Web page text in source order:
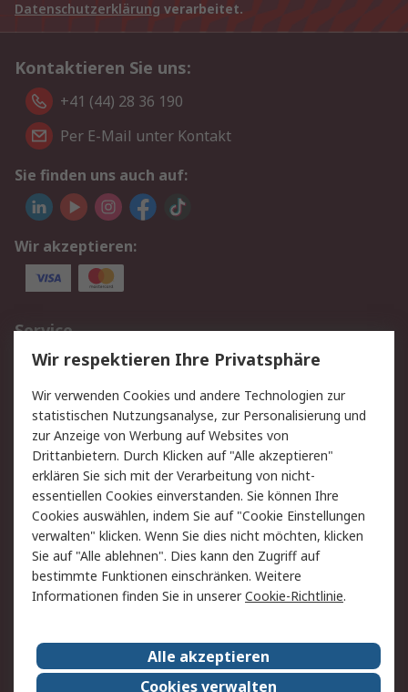
Datenschutzerklärung verarbeitet.
Kontaktieren Sie uns:
+41 (44) 28 36 190
Per E-Mail unter Kontakt
Sie finden uns auch auf:
Wir akzeptieren:
Service
Value Added Services
Lieferlösungen
Rücksendungen
Kontakt
Hilfe
Rechtliches
AGB
Datenschutz
Cookie-Richtlinie
Zahlungsbedingungen
Copyright/Impressum
Über RS
Karriere bei RS
Nachhaltigkeit
Qualität/Umwelt/ZertifikatePresse-Center
Wir respektieren Ihre Privatsphäre
Wir verwenden Cookies und andere Technologien zur
statistischen Nutzungsanalyse, zur Personalisierung und
zur Anzeige von Werbung auf Websites von
Drittanbietern. Durch Klicken auf "Alle akzeptieren"
erklären Sie sich mit der Verarbeitung von nicht-
essentiellen Cookies einverstanden. Sie können Ihre
Cookies auswählen, indem Sie auf "Cookie Einstellungen
verwalten" klicken. Wenn Sie dies nicht möchten, klicken
Sie auf "Alle ablehnen". Dies kann den Zugriff auf
bestimmte Funktionen einschränken. Weitere
Informationen finden Sie in unsererCookie-Richtlinie.
Alle akzeptieren
Cookies verwalten